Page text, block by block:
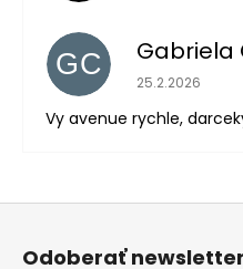
GC Gabriela
Hodnotenie
25.2.2026
Vy avenue rychle,
Z
Odoberať newsletter